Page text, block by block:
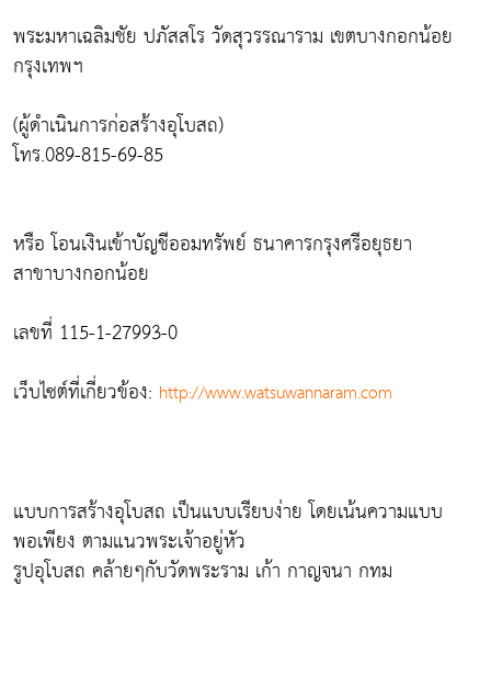
พระมหาเฉลิมชัย ปภัสสโร วัดสุวรรณาราม เขตบางกอกน้อย
กรุงเทพฯ
(ผู้ดำเนินการก่อสร้างอุโบสถ)
โทร.089-815-69-85
หรือ โอนเงินเข้าบัญชีออมทรัพย์ ธนาคารกรุงศรีอยุธยา
สาขาบางกอกน้อย
เลขที่ 115-1-27993-0
เว็บไซต์ที่เกี่ยวข้อง: http://www.watsuwannaram.com
แบบการสร้างอุโบสถ เป็นแบบเรียบง่าย โดยเน้นความแบบ
พอเพียง ตามแนวพระเจ้าอยู่หัว
รูปอุโบสถ คล้ายๆกับวัดพระราม เก้า กาญจนา กทม